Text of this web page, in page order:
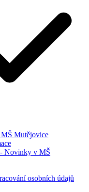
Mutějovice
Novinky v MŠ
osobních údajů